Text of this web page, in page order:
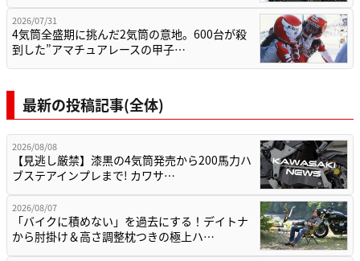
2026/07/31
4気筒全盛期に挑んだ2気筒の意地。600台が殺
到した”アマチュアレースの甲子…
最新の投稿記事(全体)
2026/08/08
【見逃し厳禁】漆黒の4気筒発売から200馬力ハ
ブステアインプレまで! カワサ…
2026/08/07
「バイクに積めない」を過去にする！デイトナ
から肘掛け＆高さ調整枕つきの極上ハ…